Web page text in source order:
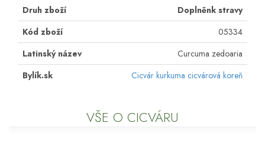
Druh zboží
Doplněnk stravy
Kód zboží
05334
Latinský název
Curcuma zedoaria
Bylík.sk
Cicvár kurkuma cicvárová koreň
VŠE O CICVÁRU